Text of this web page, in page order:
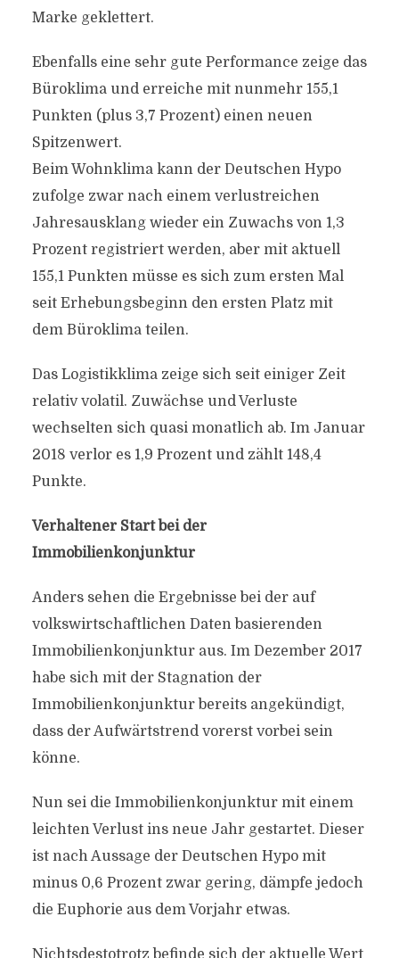
Marke geklettert.
Ebenfalls eine sehr gute Performance zeige das
Büroklima und erreiche mit nunmehr 155,1
Punkten (plus 3,7 Prozent) einen neuen
Spitzenwert.
Beim Wohnklima kann der Deutschen Hypo
zufolge zwar nach einem verlustreichen
Jahresausklang wieder ein Zuwachs von 1,3
Prozent registriert werden, aber mit aktuell
155,1 Punkten müsse es sich zum ersten Mal
seit Erhebungsbeginn den ersten Platz mit
dem Büroklima teilen.
Das Logistikklima zeige sich seit einiger Zeit
relativ volatil. Zuwächse und Verluste
wechselten sich quasi monatlich ab. Im Januar
2018 verlor es 1,9 Prozent und zählt 148,4
Punkte.
Verhaltener Start bei der
Immobilienkonjunktur
Anders sehen die Ergebnisse bei der auf
volkswirtschaftlichen Daten basierenden
Immobilienkonjunktur aus. Im Dezember 2017
habe sich mit der Stagnation der
Immobilienkonjunktur bereits angekündigt,
dass der Aufwärtstrend vorerst vorbei sein
könne.
Nun sei die Immobilienkonjunktur mit einem
leichten Verlust ins neue Jahr gestartet. Dieser
ist nach Aussage der Deutschen Hypo mit
minus 0,6 Prozent zwar gering, dämpfe jedoch
die Euphorie aus dem Vorjahr etwas.
Nichtsdestotrotz befinde sich der aktuelle Wert